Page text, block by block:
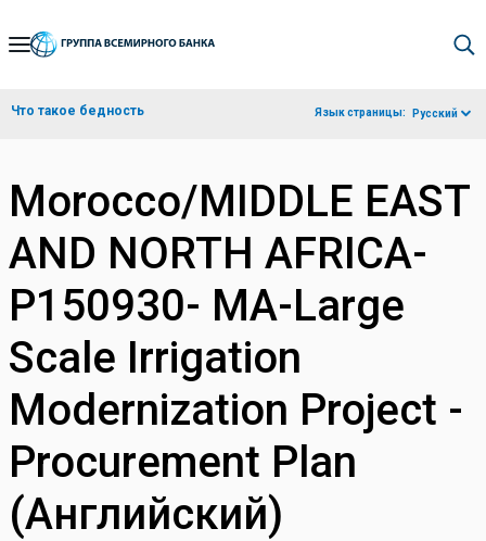
Skip
Navigation
Что такое бедность Язык страницы: Русский
Morocco/MIDDLE EAST
AND NORTH AFRICA-
P150930- MA-Large
Scale Irrigation
Modernization Project -
Procurement Plan
(Английский)